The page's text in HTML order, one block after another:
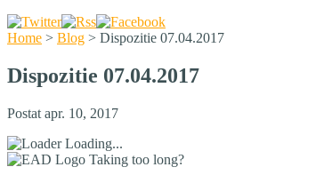
Home > Blog > Dispozitie 07.04.2017
Dispozitie 07.04.2017
Postat apr. 10, 2017
Loading...
Taking too long?